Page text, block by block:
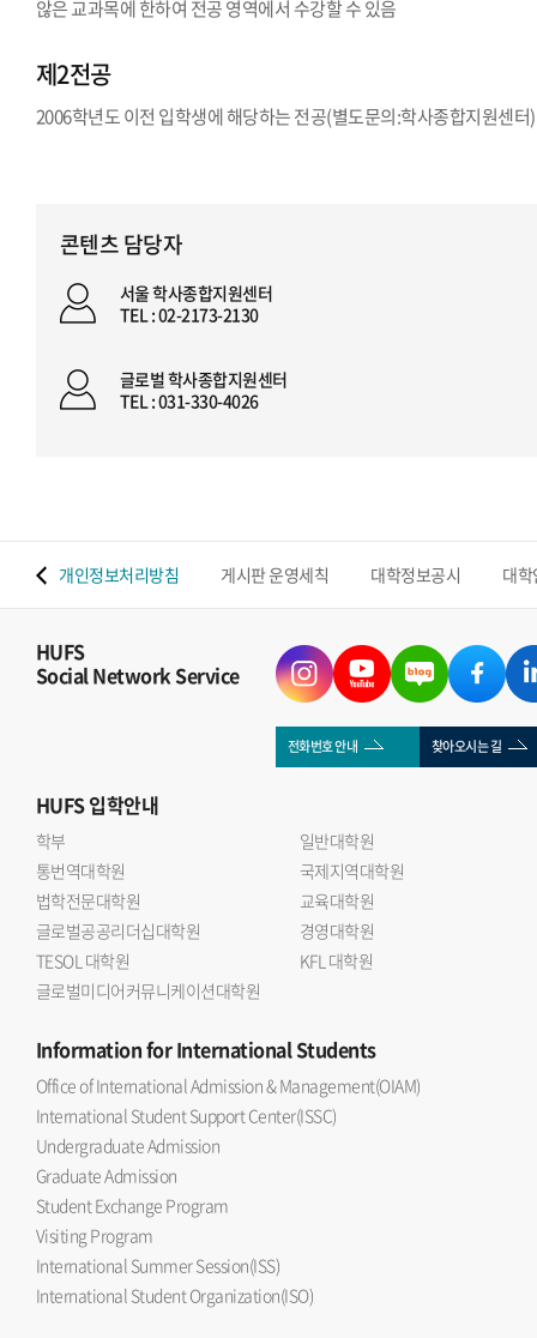
않은 교과목에 한하여 전공 영역에서 수강할 수 있음
제2전공
2006학년도 이전 입학생에 해당하는 전공(별도문의:학사종합지원센터)
콘텐츠 담당자
서울 학사종합지원센터
TEL : 02-2173-2130
글로벌 학사종합지원센터
TEL : 031-330-4026
개인정보처리방침 게시판 운영세칙 대학정보공시 대
HUFS
Social Network Service
전화번호 안내 찾아오시는 길
HUFS입학안내
학부
일반대학원
통번역대학원
국제지역대학원
법학전문대학원
교육대학원
글로벌공공리더십대학원
경영대학원
TESOL 대학원
KFL 대학원
글로벌미디어커뮤니케이션대학원
Informationfor International Students
Office of International Admission & Management(OIAM)
International Student Support Center(ISSC)
Undergraduate Admission
Graduate Admission
Student Exchange Program
Visiting Program
International Summer Session(ISS)
International Student Organization(ISO)